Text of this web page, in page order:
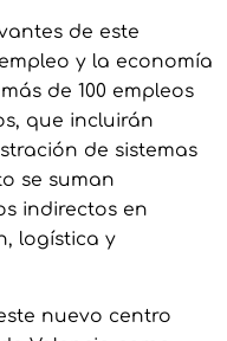
de este
y la economía
de 100 empleos
que incluirán
de sistemas
se suman
indirectos en
logística y
nuevo centro